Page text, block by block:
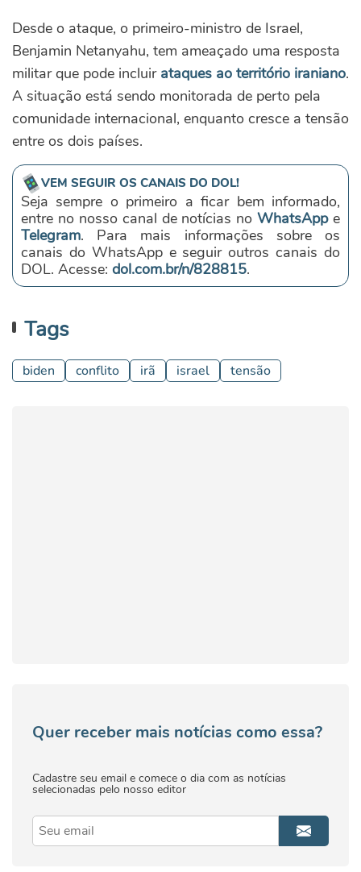
Desde o ataque, o primeiro-ministro de Israel,
Benjamin Netanyahu, tem ameaçado uma resposta
militar que pode incluir ataques ao território iraniano.
A situação está sendo monitorada de perto pela
comunidade internacional, enquanto cresce a tensão
entre os dois países.
VEM SEGUIR OS CANAIS DO DOL!
Seja sempre o primeiro a ficar bem informado,
entre no nosso canal de notícias noWhatsAppe
Telegram. Para mais informações sobre os
canais do WhatsApp e seguir outros canais do
DOL. Acesse: dol.com.br/n/828815.
Tags
biden conflito irã israel tensão
Quer receber mais notícias como essa?
Cadastre seu email e comece o dia com as notícias
selecionadas pelo nosso editor